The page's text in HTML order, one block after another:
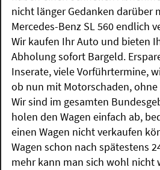
nicht länger Gedanken darüber
Mercedes-Benz SL 560 endlich
Wir kaufen Ihr Auto und bieten
Abholung sofort Bargeld.
Inserate, viele Vorführtermine,
ob nun mit Motorschaden, ohne
Wir sind im gesamten
holen den Wagen einfach ab,
einen Wagen nicht verkaufen
Wagen schon nach spätestens
mehr kann man sich wohl nicht